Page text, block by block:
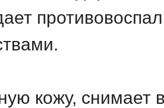
кожу, снимает